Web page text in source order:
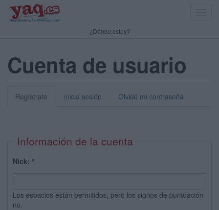
¿Dónde estoy?
Cuenta de usuario
Regístrate inicia sesión Olvidé mi contraseña
Información de la cuenta
Nick: *
Los espacios están permitidos, pero los signos de puntuación
no.